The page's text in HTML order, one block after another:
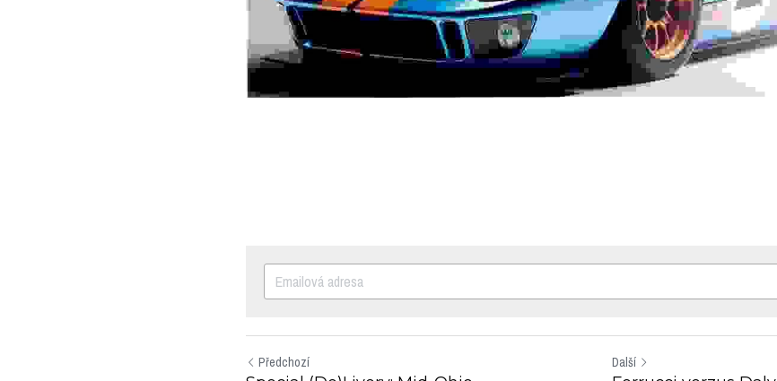
Předchozí Další